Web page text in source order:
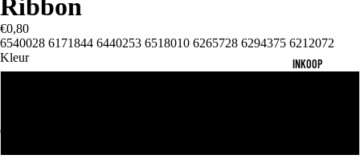
INKOOP
Ribbon
€0,80
6540028 6171844 6440253 6518010 6265728 6294375 6212072
Kleur